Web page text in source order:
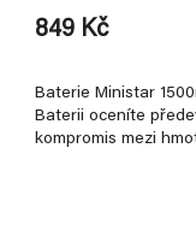
849 Kč
Baterie Ministar
Baterii oceníte
kompromis mezi